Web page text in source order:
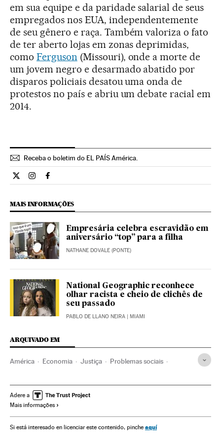
em sua equipe e da paridade salarial de seus
empregados nos EUA, independentemente
de seu gênero e raça. Também valoriza o fato
de ter aberto lojas em zonas deprimidas,
como Ferguson (Missouri), onde a morte de
um jovem negro e desarmado abatido por
disparos policiais desatou uma onda de
protestos no país e abriu um debate racial em
2014.
Receba o boletim do EL PAÍS América.
Economia El País Brasil en Twitter
Economia El País Brasil en Instagram
Economia El País Brasil en Facebook
MAIS INFORMAÇÕES
Empresária celebra escravidão em
aniversário “top” para a filha
NATHANE DOVALE (PONTE)
National Geographic reconhece
olhar racista e cheio de clichês de
seu passado
PABLO DE LLANO NEIRA | MIAMI
ARQUIVADO EM
América Economia Justiça Problemas sociais
América do Norte Delitos ódio
Adere a
Mais informações
Si está interesado en licenciar este contenido, pinche aquí